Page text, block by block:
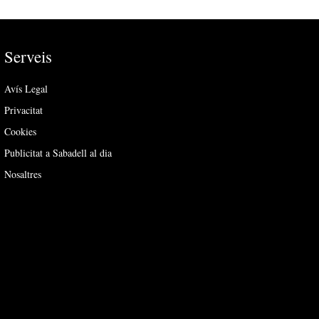
Serveis
Avís Legal
Privacitat
Cookies
Publicitat a Sabadell al dia
Nosaltres